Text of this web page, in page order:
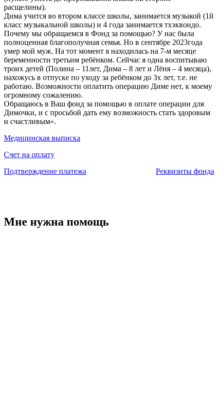
расщелины).
Дима учится во втором классе школы, занимается музыкой (1й
класс музыкальной школы) и 4 года занимается тхэквондо.
Почему мы обращаемся в Фонд за помощью? У нас была
полноценная благополучная семья. Но в сентябре 2023года
умер мой муж. На тот момент я находилась на 7-м месяце
беременности третьим ребёнком. Сейчас я одна воспитываю
троих детей (Полина – 11лет, Дима – 8 лет и Лёня – 4 месяца),
нахожусь в отпуске по уходу за ребёнком до 3х лет, т.е. не
работаю. Возможности оплатить операцию Диме нет, к моему
огромному сожалению.
Обращаюсь в Ваш фонд за помощью в оплате операции для
Димочки, и с просьбой дать ему возможность стать здоровым
и счастливым».
Медицинская выписка
Счет на оплату
Подтверждение платежа
Реквизиты фонда
Мне нужна помощь